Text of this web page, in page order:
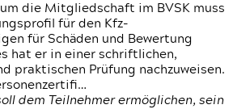
um die Mitgliedschaft im BVSK muss
für den Kfz-
für Schäden und Bewertung
hat er in einer schriftlichen,
praktischen Prüfung nachzuweisen.
dem Teilnehmer ermöglichen, sein